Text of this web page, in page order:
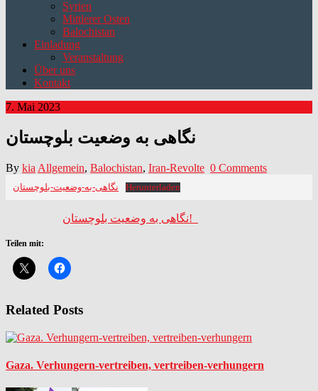
Syrien
Mittlerer Osten
Balochistan
Einladung
Veranstaltung
Über uns
Kontakt
7. Mai 2023
نگاهی به وضعیت بلوچستان
By kia Allgemein, Balochistan, Iran-Revolte 0 Comments
نگاهی-به-وضعیت-بلوچستان Herunterladen
نگاهی به وضعیت بلوچستان!
Teilen mit:
Related Posts
Gaza. Verhungern-vertreiben, vertreiben-verhungern